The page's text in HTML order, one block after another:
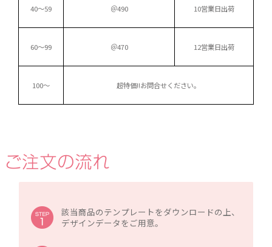
40～59 ＠490 10営業日出荷
60～99 ＠470 12営業日出荷
100～ 超特価!!お問合せください。
該当商品のテンプレートをダウンロードの上、
デザインデータをご用意。